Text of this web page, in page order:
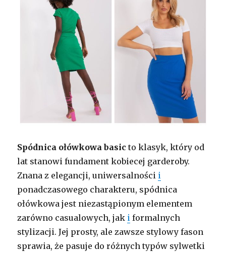
Spódnica ołówkowa basic to klasyk, który od
lat stanowi fundament kobiecej garderoby.
Znana z elegancji, uniwersalności i
ponadczasowego charakteru, spódnica
ołówkowa jest niezastąpionym elementem
zarówno casualowych, jak i formalnych
stylizacji. Jej prosty, ale zawsze stylowy fason
sprawia, że pasuje do różnych typów sylwetki